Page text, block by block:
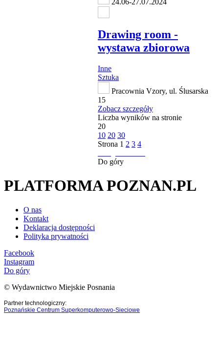
24.06-27.07.2024
Drawing room -
wystawa zbiorowa
Inne
Sztuka
Pracownia Vzory, ul. Ślusarska
15
Zobacz szczegóły
Liczba wyników na stronie
20
10 20 30
Strona 1 2 3 4
Do góry
PLATFORMA POZNAN.PL
O nas
Kontakt
Deklaracja dostępności
Polityka prywatności
Facebook
Instagram
Do góry
© Wydawnictwo Miejskie Posnania
Partner technologiczny:
Poznańskie Centrum Superkomputerowo-Sieciowe